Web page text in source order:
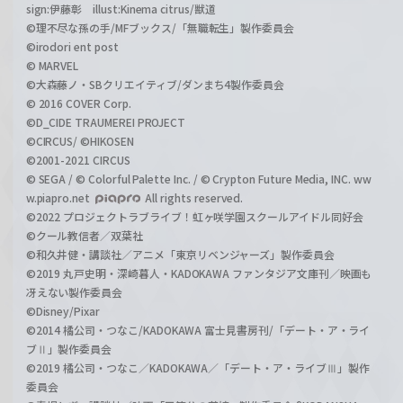
sign:伊藤彰 illust:Kinema citrus/獣道
©理不尽な孫の手/MFブックス/「無職転生」製作委員会
©irodori ent post
© MARVEL
©大森藤ノ・SBクリエイティブ/ダンまち4製作委員会
© 2016 COVER Corp.
©D_CIDE TRAUMEREI PROJECT
©CIRCUS/ ©HIKOSEN
©2001-2021 CIRCUS
© SEGA / © Colorful Palette Inc. / © Crypton Future Media, INC. ww
w.piapro.net
All rights reserved.
©2022 プロジェクトラブライブ！虹ヶ咲学園スクールアイドル同好会
©クール教信者／双葉社
©和久井健・講談社／アニメ「東京リベンジャーズ」製作委員会
©2019 丸戸史明・深崎暮人・KADOKAWA ファンタジア文庫刊／映画も
冴えない製作委員会
©Disney/Pixar
©2014 橘公司・つなこ/KADOKAWA 富士見書房刊/「デート・ア・ライ
ブⅡ」製作委員会
©2019 橘公司・つなこ／KADOKAWA／「デート・ア・ライブⅢ」製作
委員会